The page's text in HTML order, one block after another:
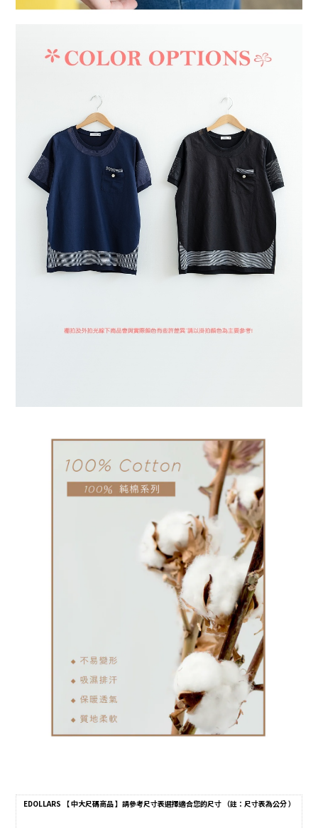
EDOLLARS 【 中大尺碼商品 】請參考尺寸表選擇適合您的尺寸 （註：尺寸表為公分 ）